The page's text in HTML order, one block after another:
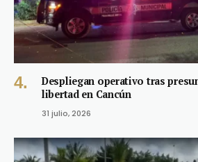
Despliegan operativo tras
libertad en Cancún
31 julio, 2026